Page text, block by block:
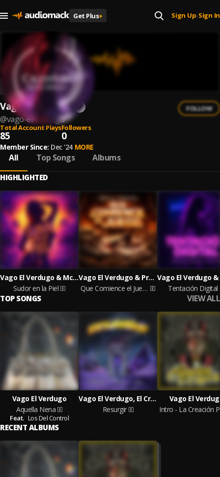
Get Plus+ Sign Up| Sign In
Vago El Verdugo
@vago-el-verdugo
FOLLOW
Total Account Plays
85
Followers
0
Member Since: Dec '24 MORE
All Top Songs Albums
HIGHLIGHTED
Vago El Verdugo & Mc toby
Sudor en la Piel
Vago El Verdugo & Prodbytex
Que Comience el Juego
Tentación Digital
TOP SONGS VIEW ALL
Vago El Verdugo
Aquella Nena
Feat. Los Del Control
Vago El Verdugo, El Crites, Zainos One
Resurgir
Vago El
RECENT ALBUMS